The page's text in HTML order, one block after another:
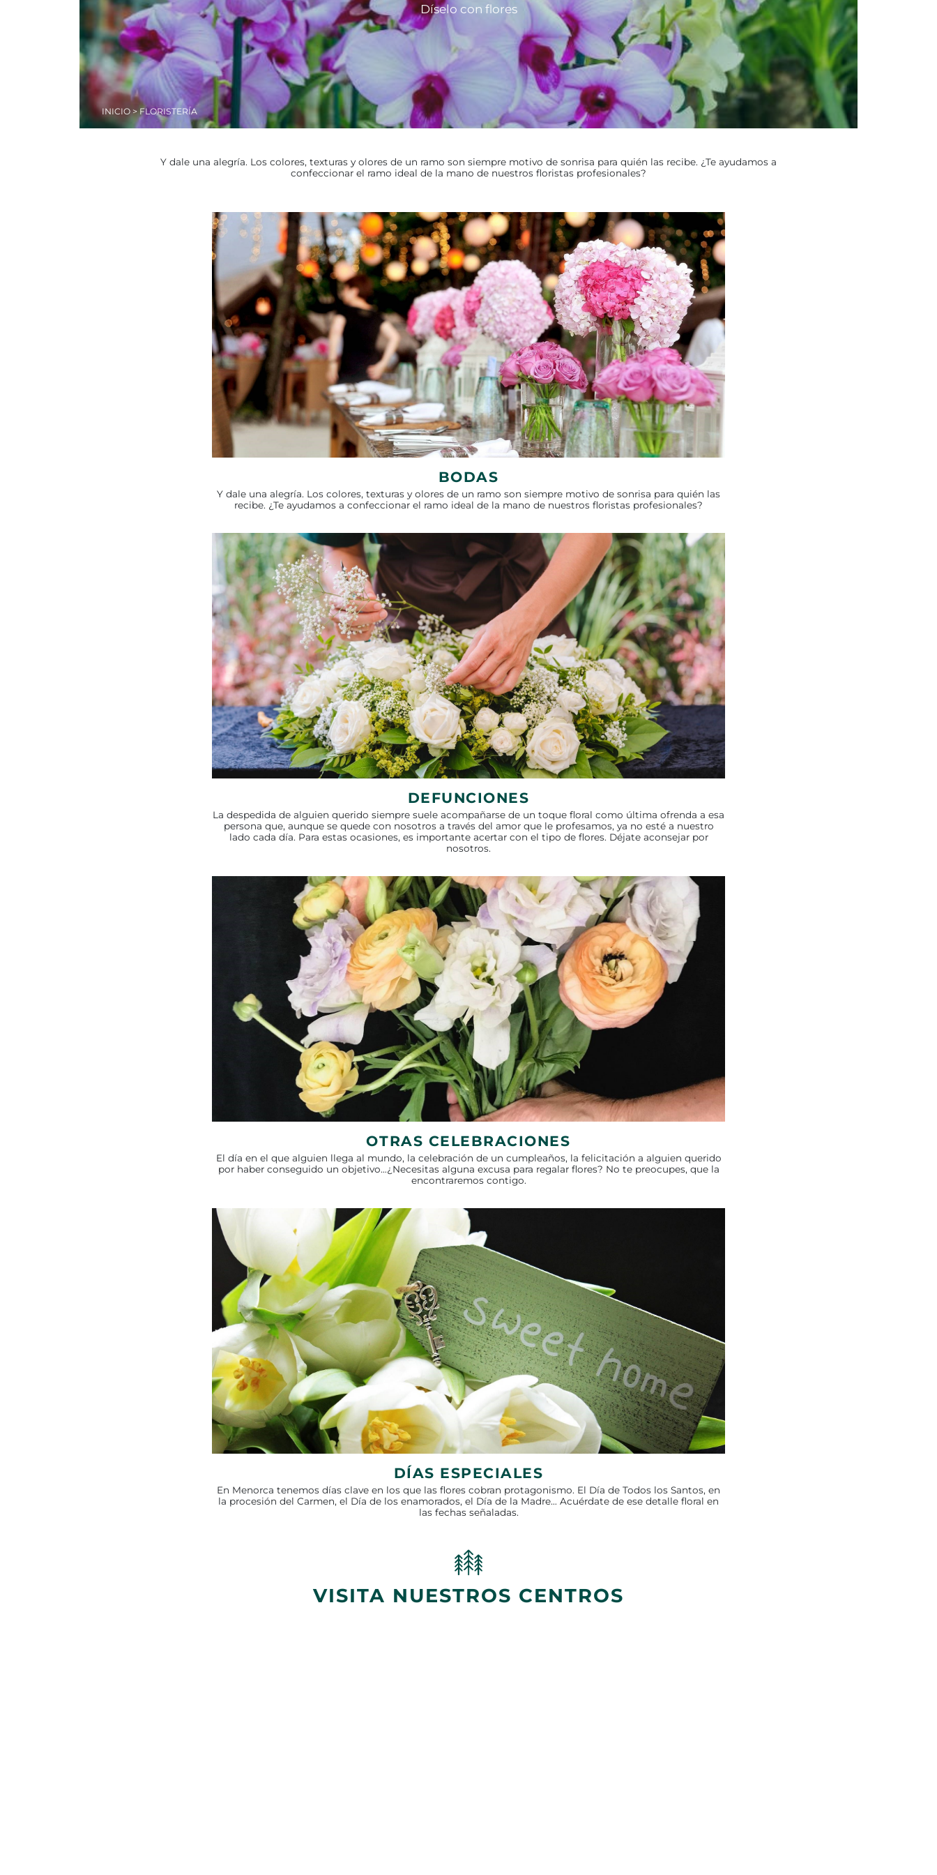
Díselo con flores
INICIO > FLORISTERÍA
Y dale una alegría. Los colores, texturas y olores de un ramo son siempre motivo de sonrisa para quién las recibe. ¿Te ayudamos a
confeccionar el ramo ideal de la mano de nuestros floristas profesionales?
BODAS
Y dale una alegría. Los colores, texturas y olores de un ramo son siempre motivo de sonrisa para quién las
recibe. ¿Te ayudamos a confeccionar el ramo ideal de la mano de nuestros floristas profesionales?
DEFUNCIONES
La despedida de alguien querido siempre suele acompañarse de un toque floral como última ofrenda a esa
persona que, aunque se quede con nosotros a través del amor que le profesamos, ya no esté a nuestro
lado cada día. Para estas ocasiones, es importante acertar con el tipo de flores. Déjate aconsejar por
nosotros.
OTRAS CELEBRACIONES
El día en el que alguien llega al mundo, la celebración de un cumpleaños, la felicitación a alguien querido
por haber conseguido un objetivo…¿Necesitas alguna excusa para regalar flores? No te preocupes, que la
encontraremos contigo.
DÍAS ESPECIALES
En Menorca tenemos días clave en los que las flores cobran protagonismo. El Día de Todos los Santos, en
la procesión del Carmen, el Día de los enamorados, el Día de la Madre… Acuérdate de ese detalle floral en
las fechas señaladas.
VISITA NUESTROS CENTROS